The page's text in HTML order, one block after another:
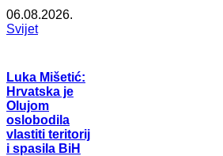
06.08.2026.
Svijet
Luka Mišetić:
Hrvatska je
Olujom
oslobodila
vlastiti teritorij
i spasila BiH